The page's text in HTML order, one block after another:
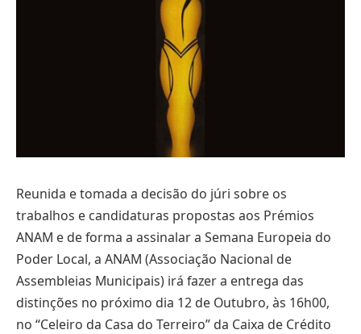
Reunida e tomada a decisão do júri sobre os
trabalhos e candidaturas propostas aos Prémios
ANAM e de forma a assinalar a Semana Europeia do
Poder Local, a ANAM (Associação Nacional de
Assembleias Municipais) irá fazer a entrega das
distinções no próximo dia 12 de Outubro, às 16h00,
no “Celeiro da Casa do Terreiro” da Caixa de Crédito